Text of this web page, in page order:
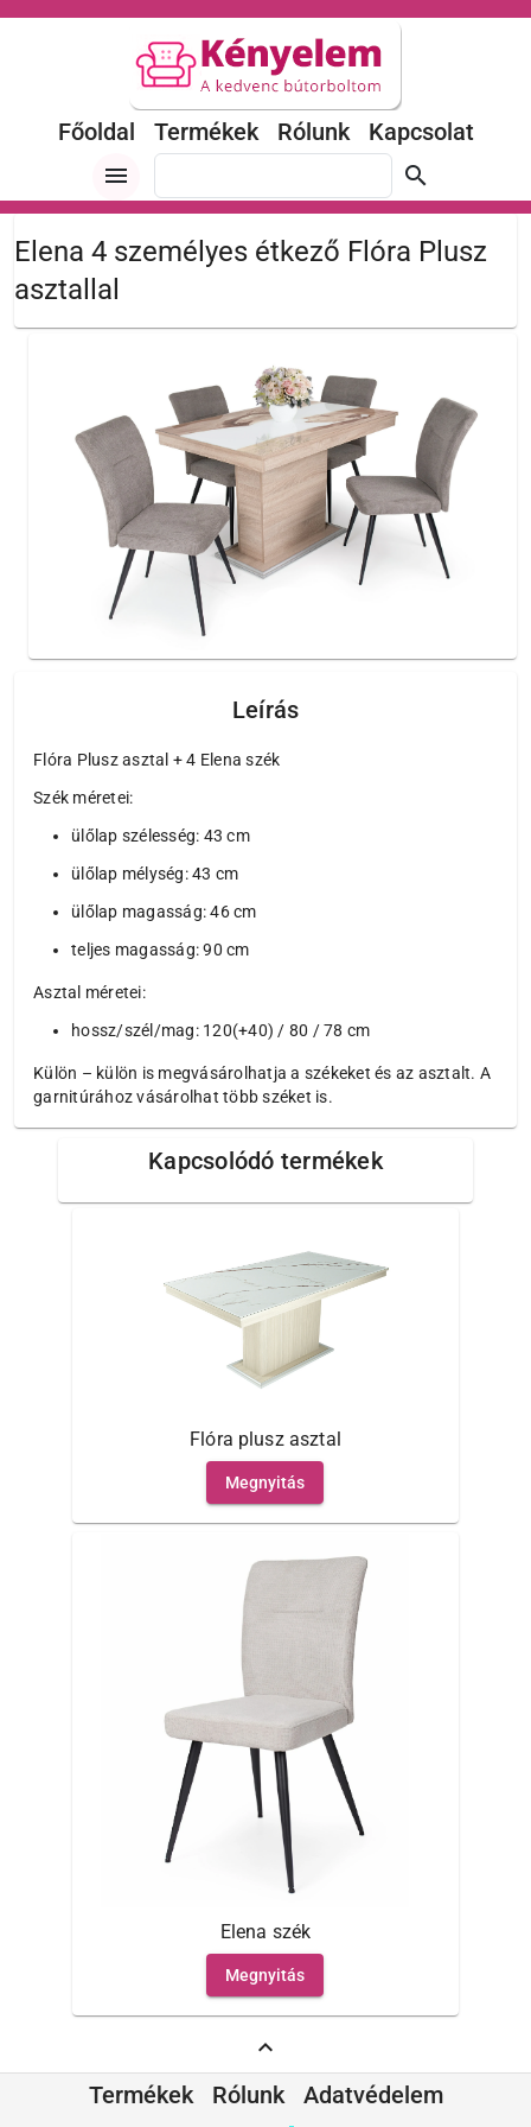
Főoldal Termékek Rólunk
Kapcsolat
menu
search
Elena 4 személyes étkező Flóra Plusz
asztallal
Leírás
Flóra Plusz asztal + 4 Elena szék
Szék méretei:
ülőlap szélesség: 43 cm
ülőlap mélység: 43 cm
ülőlap magasság: 46 cm
teljes magasság: 90 cm
Asztal méretei:
hossz/szél/mag: 120(+40) / 80 / 78 cm
Külön – külön is megvásárolhatja a székeket és az asztalt. A
garnitúrához vásárolhat több széket is.
Kapcsolódó termékek
Flóra plusz asztal
Megnyitás
Elena szék
Megnyitás
expand_less
Termékek
Rólunk Adatvédelem